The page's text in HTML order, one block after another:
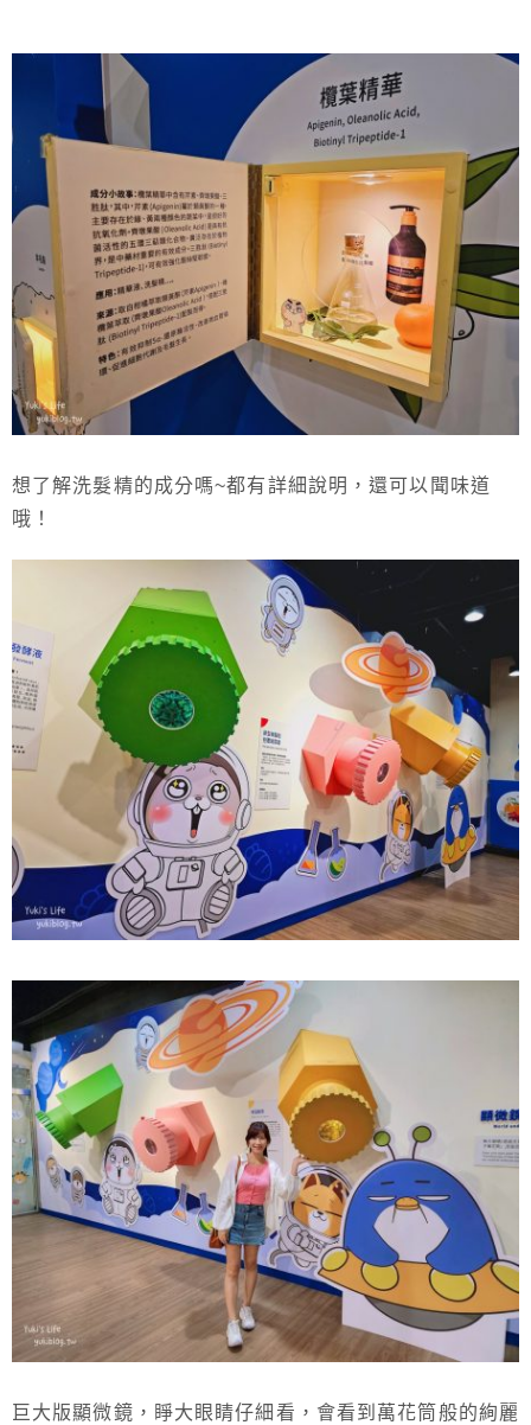
想了解洗髮精的成分嗎~都有詳細說明，還可以聞味道
哦！
巨大版顯微鏡，睜大眼睛仔細看，會看到萬花筒般的絢麗